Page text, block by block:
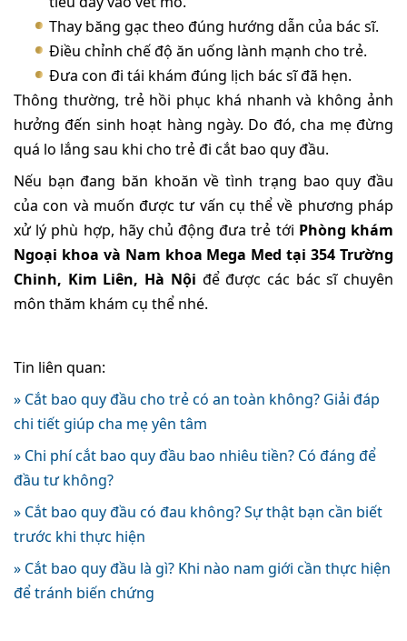
Thay băng gạc theo đúng hướng dẫn của bác sĩ.
Điều chỉnh chế độ ăn uống lành mạnh cho trẻ.
Đưa con đi tái khám đúng lịch bác sĩ đã hẹn.
Thông thường, trẻ hồi phục khá nhanh và không ảnh
hưởng đến sinh hoạt hàng ngày. Do đó, cha mẹ đừng
quá lo lắng sau khi cho trẻ đi cắt bao quy đầu.
Nếu bạn đang băn khoăn về tình trạng bao quy đầu
của con và muốn được tư vấn cụ thể về phương pháp
xử lý phù hợp, hãy chủ động đưa trẻ tới Phòng khám
Ngoại khoa và Nam khoa Mega Med tại 354 Trường
Chinh, Kim Liên, Hà Nội để được các bác sĩ chuyên
môn thăm khám cụ thể nhé.
Tin liên quan:
» Cắt bao quy đầu cho trẻ có an toàn không? Giải đáp
chi tiết giúp cha mẹ yên tâm
» Chi phí cắt bao quy đầu bao nhiêu tiền? Có đáng để
đầu tư không?
» Cắt bao quy đầu có đau không? Sự thật bạn cần biết
trước khi thực hiện
» Cắt bao quy đầu là gì? Khi nào nam giới cần thực hiện
để tránh biến chứng